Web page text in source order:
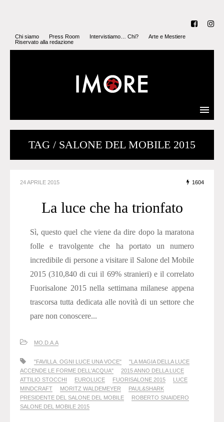
Chi siamo Press Room Intervistiamo… Chi?
Arte e Mestiere
Riservato alla redazione
TAG / SALONE DEL MOBILE 2015
24 APRILE 2015 1604
La luce che ha trionfato
Sì, questo quel che viene da dire dopo la maratona
folle e travolgente che ha portato un numero
incredibile di persone a visitare il Salone del Mobile
2015 (310,840 di cui il 69% stranieri) e il correlato
Fuorisalone 2015 nella settimana milanese appena
trascorsa tutta dedicata alle novità di un settore che
pare non conoscere...
MO.D.A.A
"FAVILLA. OGNI LUCE UNA VOCE"
"LA MAGIA DELLA LUCE
ACCENDE LE FORME DELL'ACQUA"
2015 ANNO DELLA LUCE
ATTILIO STOCCHI
EUROLUCE FUORISALONE 2015
LUCE
MINDCRAFT
MORITZ WALDEMEYER
PAUL&SHARK
PRESIDENTE DEL SALONE DEL MOBILE
ROBERTO SNAIDERO
SALONE DEL MOBILE 2015